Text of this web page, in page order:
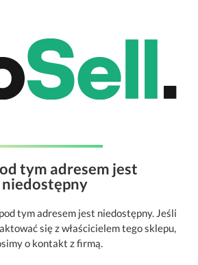
tym adresem jest
niedostępny
tym adresem jest niedostępny. Jeśli
się z właścicielem tego sklepu,
o kontakt z firmą.